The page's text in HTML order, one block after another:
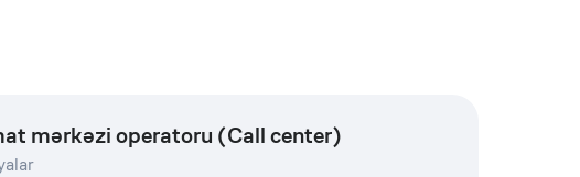
mərkəzi operatoru (Call center)